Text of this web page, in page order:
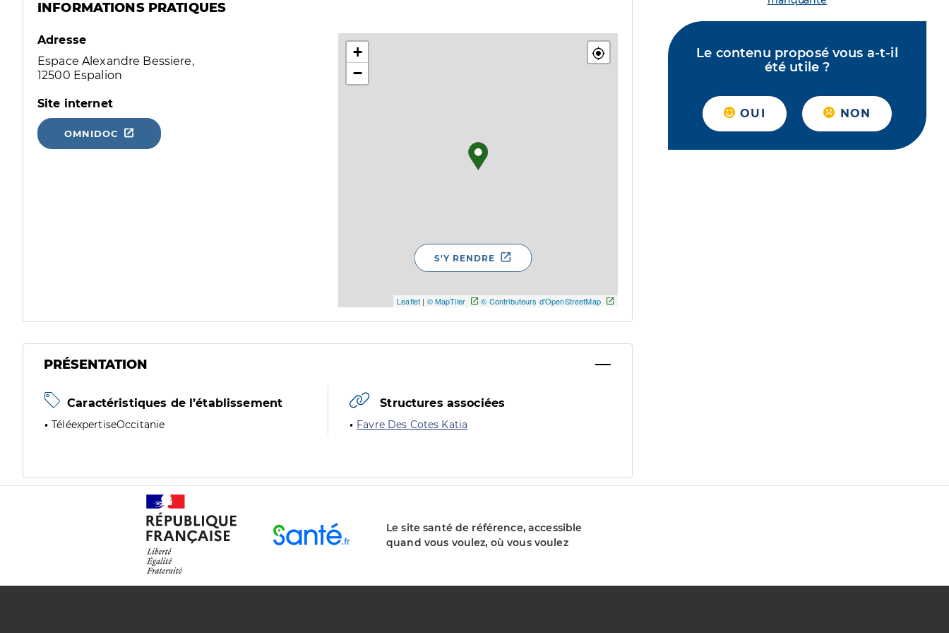
INFORMATIONS PRATIQUES
Adresse
Espace Alexandre Bessiere,
12500 Espalion
Site internet
OMNIDOC
+
−
Leaflet | © MapTiler © Contributeurs d'OpenStreetMap
S'Y RENDRE
PRÉSENTATION
Caractéristiques de l’établissement
TéléexpertiseOccitanie
Structures associées
Favre Des Cotes Katia
Le contenu proposé vous a-t-il
été utile ?
OUI NON
Le site santé de référence, accessible
quand vous voulez, où vous voulez